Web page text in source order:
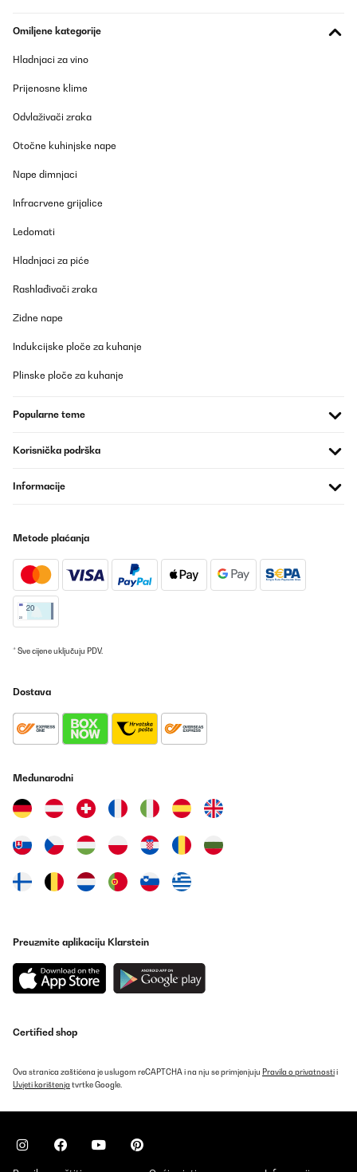
Omiljene kategorije
Hladnjaci za vino
Prijenosne klime
Odvlaživači zraka
Otočne kuhinjske nape
Nape dimnjaci
Infracrvene grijalice
Ledomati
Hladnjaci za piće
Rashlađivači zraka
Zidne nape
Indukcijske ploče za kuhanje
Plinske ploče za kuhanje
Popularne teme
Korisnička podrška
Informacije
Metode plaćanja
* Sve cijene uključuju PDV.
Dostava
Međunarodni
Preuzmite aplikaciju Klarstein
Certified shop
Ova stranica zaštićena je uslugom reCAPTCHA i na nju se primjenjuju Pravila o privatnostii
Uvjeti korištenja tvrtke Google.